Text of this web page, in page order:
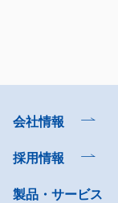
会社情報
採用情報
製品・サービス